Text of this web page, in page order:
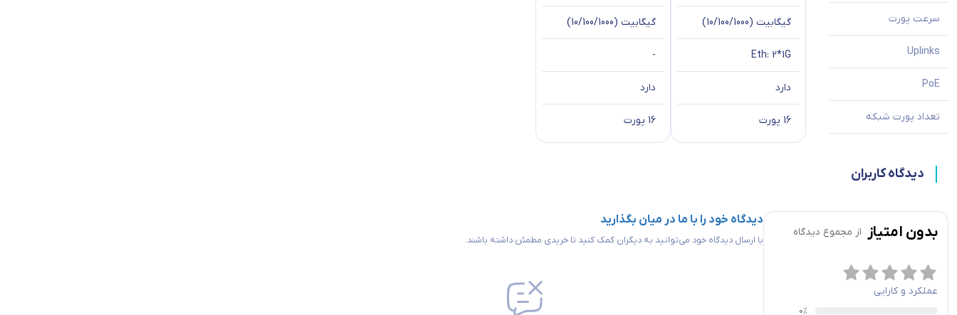
سرعت پورت
Uplinks
PoE
تعداد پورت شبکه
گیگابیت (10/100/1000)
Eth: 2*1G
دارد
16 پورت
گیگابیت (10/100/1000)
-
دارد
16 پورت
دیدگاه کاربران
بدون امتیاز از مجموع دیدگاه
عملکرد و کارایی
دیدگاه خود را با ما در میان بگذارید
با ارسال دیدگاه خود می‌توانید به دیگران کمک کنید تا خریدی مطمئن داشته باشند.